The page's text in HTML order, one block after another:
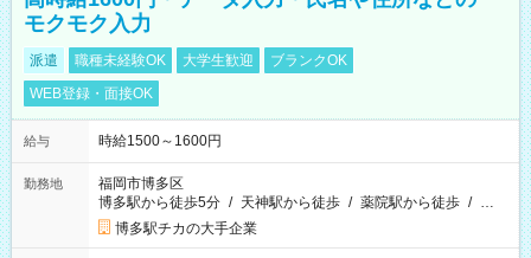
モクモク入力
派遣 職種未経験OK 大学生歓迎
ブランクOK
WEB登録・面接OK
給与 時給1500～1600円
勤務地
福岡市博多区
博多駅から徒歩5分 / 天神駅から徒歩 / 薬院駅から徒歩 / …
博多駅チカの大手企業